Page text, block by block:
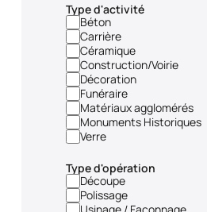
Type d'activité
Béton
Carrière
Céramique
Construction/Voirie
Décoration
Funéraire
Matériaux agglomérés
Monuments Historiques
Verre
Type d'opération
Découpe
Polissage